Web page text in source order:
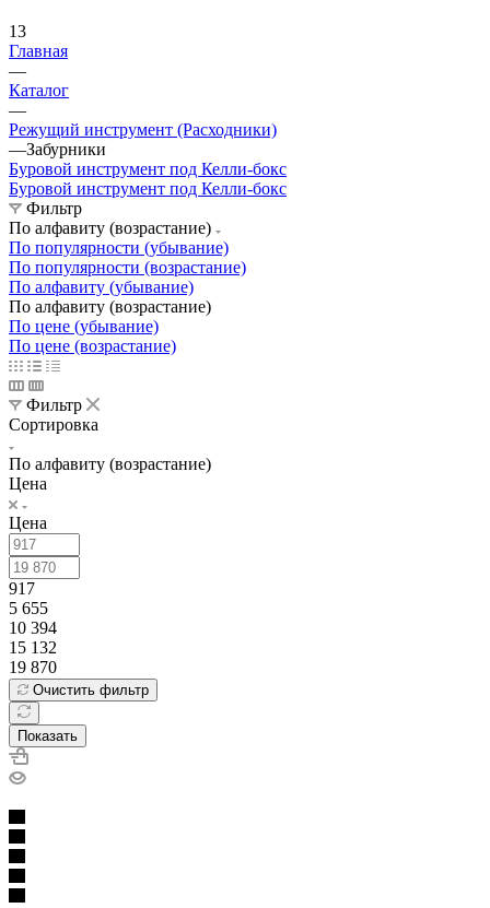
13
Главная
—
Каталог
—
Режущий инструмент (Расходники)
—Забурники
Буровой инструмент под Келли-бокс
Буровой инструмент под Келли-бокс
Фильтр
По алфавиту (возрастание)
По популярности (убывание)
По популярности (возрастание)
По алфавиту (убывание)
По алфавиту (возрастание)
По цене (убывание)
По цене (возрастание)
Фильтр
Сортировка
По алфавиту (возрастание)
Цена
Цена
917
5 655
10 394
15 132
19 870
Очистить фильтр
Показать